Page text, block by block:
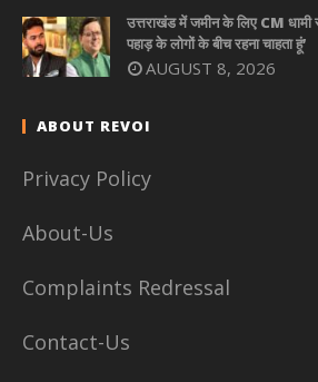
उत्तराखंड में जमीन के लिए CM धामी
पहाड़ के लोगों के बीच रहना चाहता हूं’
AUGUST 8, 2026
ABOUT REVOI
Privacy Policy
About-Us
Complaints Redressal
Contact-Us